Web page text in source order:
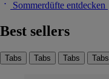
Sommerdüfte entdecken
Best sellers
Tabs Tabs Tabs Tabs